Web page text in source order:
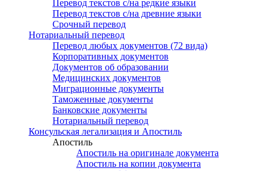
Перевод текстов с/на редкие языки
Перевод текстов с/на древние языки
Срочный перевод
Нотариальный перевод
Перевод любых документов (72 вида)
Корпоративных документов
Документов об образовании
Медицинских документов
Миграционные документы
Таможенные документы
Банковские документы
Нотариальный перевод
Консульская легализация и Апостиль
Апостиль
Апостиль на оригинале документа
Апостиль на копии документа